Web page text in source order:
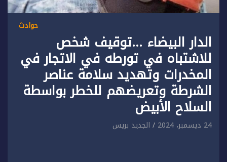
حوادث
الدار البيضاء …توقيف شخص
للاشتباه في تورطه في الاتجار في
المخدرات وتهديد سلامة عناصر
الشرطة وتعريضهم للخطر بواسطة
السلاح الأبيض
24 ديسمبر، 2024 الجديد بريس